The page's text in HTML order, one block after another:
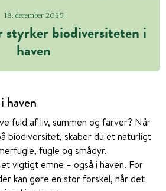
18. december 2025
styrker biodiversiteten i
haven
haven
fuld af liv, summen og farver? Når
biodiversitet, skaber du et naturligt
fugle og smådyr.
vigtigt emne – også i haven. For
kan gøre en stor forskel, når det